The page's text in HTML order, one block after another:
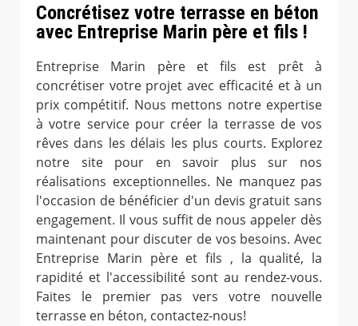
Concrétisez votre terrasse en béton
avec Entreprise Marin père et fils !
Entreprise Marin père et fils est prêt à
concrétiser votre projet avec efficacité et à un
prix compétitif. Nous mettons notre expertise
à votre service pour créer la terrasse de vos
rêves dans les délais les plus courts. Explorez
notre site pour en savoir plus sur nos
réalisations exceptionnelles. Ne manquez pas
l'occasion de bénéficier d'un devis gratuit sans
engagement. Il vous suffit de nous appeler dès
maintenant pour discuter de vos besoins. Avec
Entreprise Marin père et fils , la qualité, la
rapidité et l'accessibilité sont au rendez-vous.
Faites le premier pas vers votre nouvelle
terrasse en béton, contactez-nous!